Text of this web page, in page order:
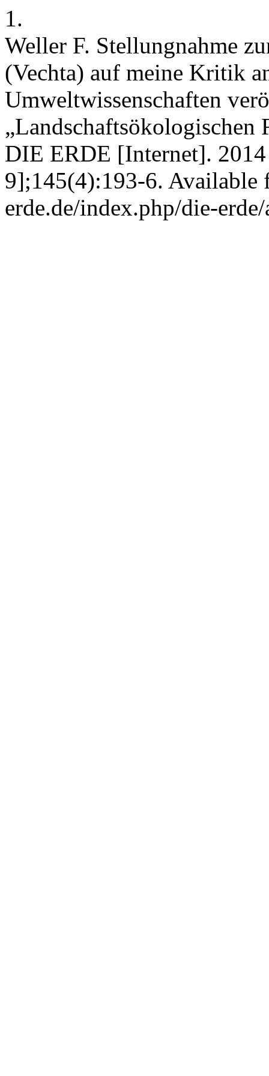
1.
Weller F. Stellungnahme
(Vechta) auf meine Kritik
Umweltwissenschaften
„Landschaftsökologischen
DIE ERDE [Internet].
9];145(4):193-6. Available
erde.de/index.php/die-